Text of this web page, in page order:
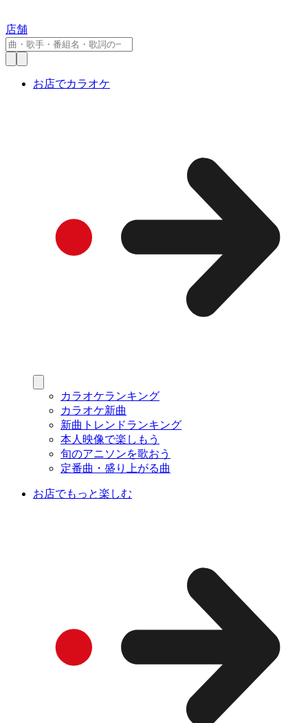
店舗
お店でカラオケ
カラオケランキング
カラオケ新曲
新曲トレンドランキング
本人映像で楽しもう
旬のアニソンを歌おう
定番曲・盛り上がる曲
お店でもっと楽しむ